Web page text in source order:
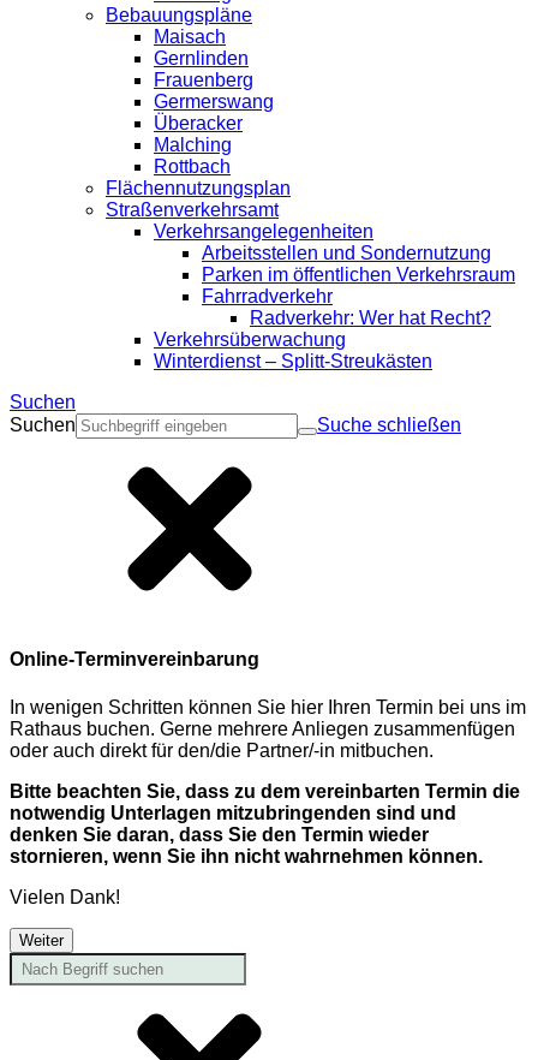
Bebauungspläne
Maisach
Gernlinden
Frauenberg
Germerswang
Überacker
Malching
Rottbach
Flächennutzungsplan
Straßenverkehrsamt
Verkehrsangelegenheiten
Arbeitsstellen und Sondernutzung
Parken im öffentlichen Verkehrsraum
Fahrradverkehr
Radverkehr: Wer hat Recht?
Verkehrsüberwachung
Winterdienst – Splitt-Streukästen
Suchen
Suchen
Suche schließen
Online-Terminvereinbarung
In wenigen Schritten können Sie hier Ihren Termin bei uns im
Rathaus buchen. Gerne mehrere Anliegen zusammenfügen
oder auch direkt für den/die Partner/-in mitbuchen.
Bitte beachten Sie, dass zu dem vereinbarten Termin die
notwendig Unterlagen mitzubringenden sind und
denken Sie daran, dass Sie den Termin wieder
stornieren, wenn Sie ihn nicht wahrnehmen können.
Vielen Dank!
Weiter